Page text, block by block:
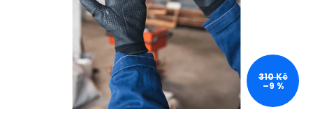
310 Kč
–9 %